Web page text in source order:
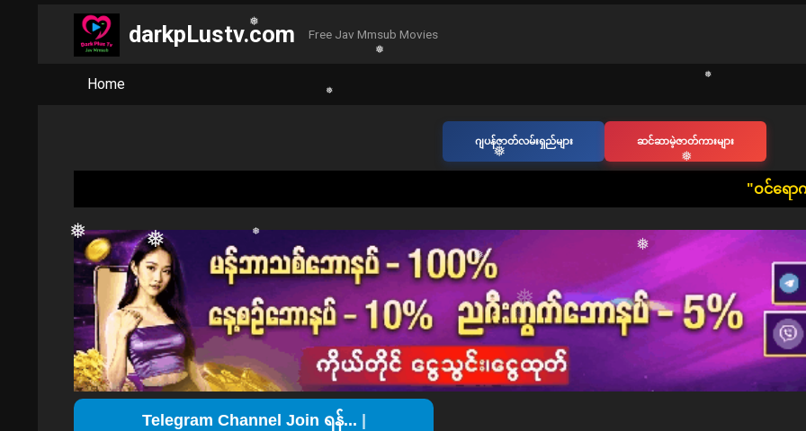
❅
❅
❅
❅
darkpLustv.com Free Jav Mmsub Movies
Home
ဂျပန်ဇာတ်လမ်းရှည်များ ဆင်ဆာမဲ့ဇာတ်ကားများ
​"ဝင်ရောက်ကြည့်ရှုသူ တစ်ဦးတစ်
Telegra